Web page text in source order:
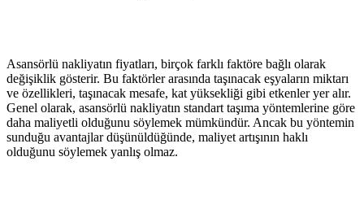
Asansörlü nakliyatın fiyatları, birçok farklı faktöre bağlı olarak
değişiklik gösterir. Bu faktörler arasında taşınacak eşyaların miktarı
ve özellikleri, taşınacak mesafe, kat yüksekliği gibi etkenler yer alır.
Genel olarak, asansörlü nakliyatın standart taşıma yöntemlerine göre
daha maliyetli olduğunu söylemek mümkündür. Ancak bu yöntemin
sunduğu avantajlar düşünüldüğünde, maliyet artışının haklı
olduğunu söylemek yanlış olmaz.